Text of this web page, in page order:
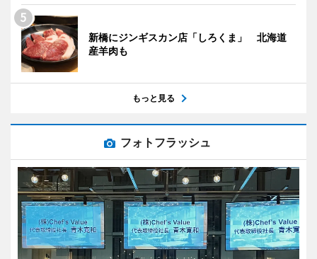
新橋にジンギスカン店「しろくま」 北海道
産羊肉も
もっと見る
フォトフラッシュ